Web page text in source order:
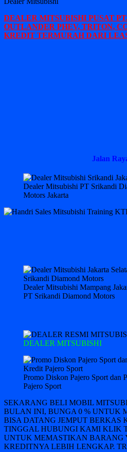
DEALER MITSUBISHI PUSAT
OUTLANDER PHEV, TRITON,
KREDIT TERMURAH DARI
Jalan
Dealer Mitsubishi PT Srikandi
Motors Jakarta
Dealer Mitsubishi Mampang
PT Srikandi Diamond Motors
DEALER MITSUBISHI
Promo Diskon Pajero Sport dan
Pajero Sport
SEKARANG BELI MOBIL
BULAN INI, BUNGA 0 % UNTUK
BISA DATANG JEMPUT
TINGGAL HUBUNGI KAMI KLIK
UNTUK MEMASTIKAN BARANG
KREDITNYA LEBIH LENGKAP.